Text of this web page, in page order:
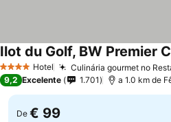
4 EstrelasHotel Culinária gourmet no
Ilot du Golf, BW Premier
9,2 Excelente 1.701 a 1.0 km de
De € 99